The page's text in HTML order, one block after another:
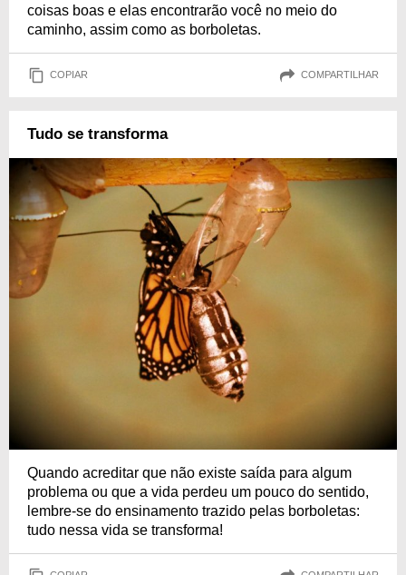
coisas boas e elas encontrarão você no meio do
caminho, assim como as borboletas.
COPIAR COMPARTILHAR
Tudo se transforma
Quando acreditar que não existe saída para algum
problema ou que a vida perdeu um pouco do sentido,
lembre-se do ensinamento trazido pelas borboletas:
tudo nessa vida se transforma!